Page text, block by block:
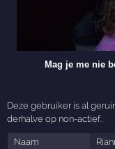
Mag je me nie
Deze gebruiker is al
derhalve op non-actief.
Naam